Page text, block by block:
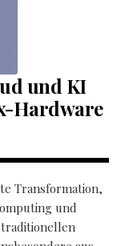
und KI
Hardware
Transformation,
und